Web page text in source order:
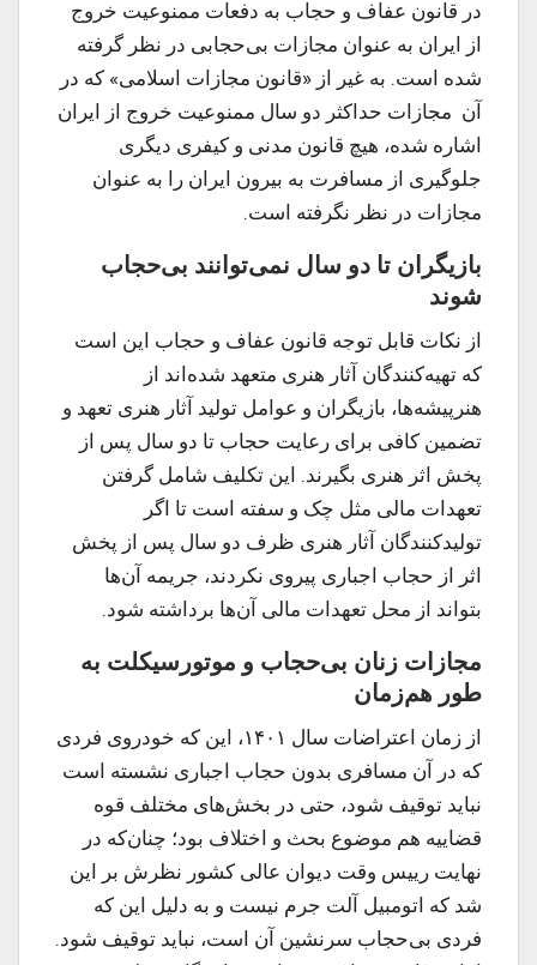
در قانون عفاف و حجاب به دفعات ممنوعیت خروج
از ایران به عنوان مجازات بی‌حجابی در نظر گرفته
شده است. به غیر از «قانون مجازات اسلامی» که در
آن مجازات حداکثر دو سال ممنوعیت خروج از ایران
اشاره شده، هیچ قانون مدنی و کیفری دیگری
جلوگیری از مسافرت به بیرون ایران را به عنوان
مجازات در نظر نگرفته است.
بازیگران تا دو سال نمی‌توانند بی‌حجاب
شوند
از نکات قابل توجه قانون عفاف و حجاب این است
که تهیه‌کنندگان آثار هنری متعهد شده‌اند از
هنرپیشه‌ها، بازیگران و عوامل تولید آثار هنری تعهد و
تضمین کافی برای رعایت حجاب تا دو سال پس از
پخش اثر هنری بگیرند. این تکلیف شامل گرفتن
تعهدات مالی مثل چک و سفته است تا اگر
تولیدکنندگان آثار هنری ظرف دو سال پس از پخش
اثر از حجاب اجباری پیروی نکردند، جریمه آن‌ها
بتواند از محل تعهدات مالی آن‌ها برداشته شود.
مجازات زنان بی‌حجاب و موتورسیکلت به
طور هم‌زمان
از زمان اعتراضات سال ۱۴۰۱، این که خودروی فردی
که در آن مسافری بدون حجاب اجباری نشسته است
نباید توقیف شود، حتی در بخش‌های مختلف قوه
قضاییه هم موضوع بحث و اختلاف بود؛ چنان‌که در
نهایت رییس وقت دیوان عالی کشور نظرش بر این
شد که اتومبیل آلت جرم نیست و به دلیل این‌ که
فردی بی‌حجاب سرنشین آن است، نباید توقیف شود.